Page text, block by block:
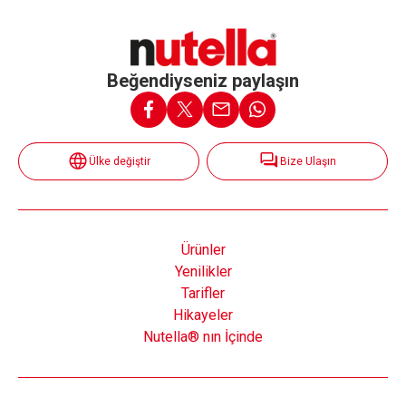
Beğendiyseniz paylaşın
Ülke değiştir Bize Ulaşın
Ürünler
Yenilikler
Tarifler
Hikayeler
Nutella® nın İçinde